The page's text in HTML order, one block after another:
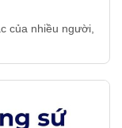
của nhiều người,